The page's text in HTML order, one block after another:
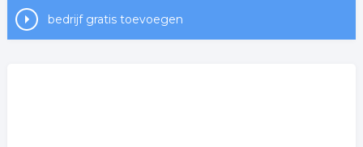
bedrijf gratis toevoegen